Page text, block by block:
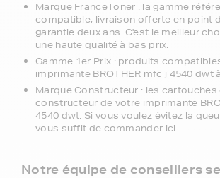
Marque FranceToner : la gamme
compatible, livraison offerte en point
garantie deux ans. C'est le meilleur
une haute qualité à bas prix.
Gamme 1er Prix : produits
imprimante BROTHER mfc j 4540 dwt
Marque Constructeur : les cartouches
constructeur de votre imprimante
4540 dwt. Si vous voulez évitez la
vous suffit de commander ici.
Notre équipe de conseillers